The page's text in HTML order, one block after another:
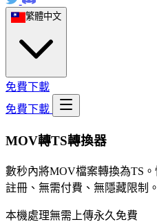
繁體中文
免費下載
免費下載
MOV轉TS轉換器
數秒內將MOV檔案轉換為TS
註冊、無需付費、無隱藏限制。
本機處理無需上傳永久免費